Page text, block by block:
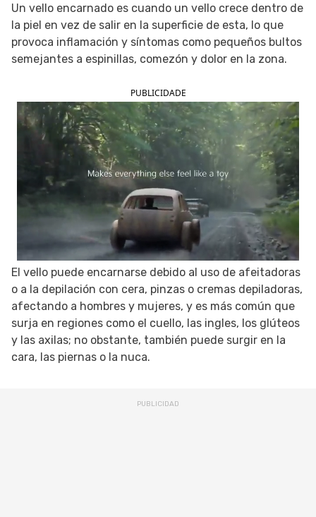
SIGUE TUA SAÚDE EN LAS REDES SOCIALES
Un vello encarnado es cuando un vello crece dentro de
la piel en vez de salir en la superficie de esta, lo que
provoca inflamación y síntomas como pequeños bultos
semejantes a espinillas, comezón y dolor en la zona.
PUBLICIDADE
El vello puede encarnarse debido al uso de afeitadoras
o a la depilación con cera, pinzas o cremas depiladoras,
afectando a hombres y mujeres, y es más común que
surja en regiones como el cuello, las ingles, los glúteos
y las axilas; no obstante, también puede surgir en la
cara, las piernas o la nuca.